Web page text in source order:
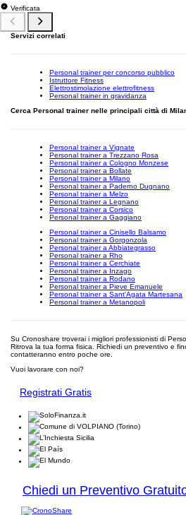
Verificata
Servizi correlati
Personal trainer per concorso pubblico
Istruttore Fitness
Elettrostimolazione elettrofitness
Personal trainer in gravidanza
Cerca Personal trainer nelle principali città di
Personal trainer a Vignate
Personal trainer a Trezzano Rosa
Personal trainer a Cologno Monzese
Personal trainer a Bollate
Personal trainer a Milano
Personal trainer a Paderno Dugnano
Personal trainer a Melzo
Personal trainer a Legnano
Personal trainer a Corsico
Personal trainer a Gaggiano
Personal trainer a Cinisello Balsamo
Personal trainer a Gorgonzola
Personal trainer a Abbiategrasso
Personal trainer a Rho
Personal trainer a Cerchiate
Personal trainer a Inzago
Personal trainer a Rodano
Personal trainer a Pieve Emanuele
Personal trainer a Sant'Agata Martesana
Personal trainer a Metanopoli
Su Cronoshare troverai i migliori professionisti di
Ritrova la tua forma fisica. Richiedi un preventivo e
contatteranno entro poche ore.
Vuoi lavorare con noi?
Registrati Gratis
Chiedi un Preventivo